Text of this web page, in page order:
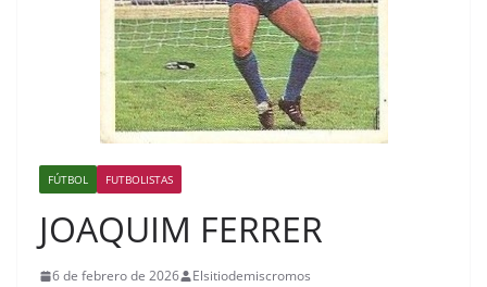
FÚTBOL FUTBOLISTAS
JOAQUIM FERRER
6 de febrero de 2026 Elsitiodemiscromos